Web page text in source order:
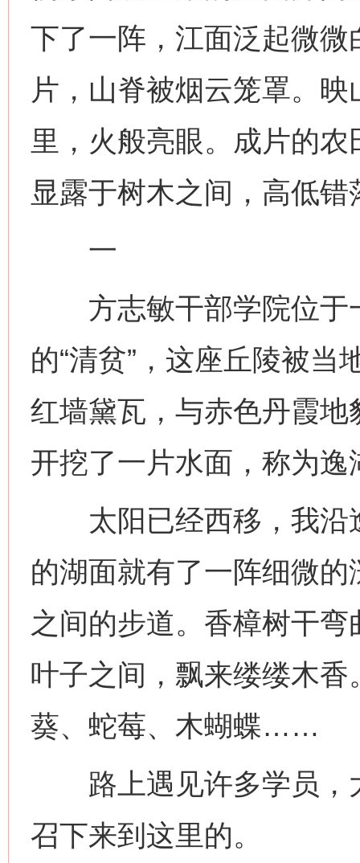
下了一阵，江面泛起微
片，山脊被烟云笼罩。
里，火般亮眼。成片的
显露于树木之间，高低错
一
方志敏干部学院位于
的“清贫”，这座丘陵被当
红墙黛瓦，与赤色丹霞
开挖了一片水面，称为逸
太阳已经西移，我沿
的湖面就有了一阵细微
之间的步道。香樟树干
叶子之间，飘来缕缕木
葵、蛇莓、木蝴蝶……
路上遇见许多学员，
召下来到这里的。